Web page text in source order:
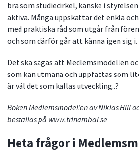
bra som studiecirkel, kanske i
aktiva. Många uppskattar det enkla
med praktiska råd som utgår från
och som därför går att känna igen sig i.
Det ska sägas att Medlemsmodellen
som kan utmana och uppfattas som
är väl det som kallas utveckling..?
Boken Medlemsmodellen av Niklas Hill
beställas på www.trinambai.se
Heta frågor i